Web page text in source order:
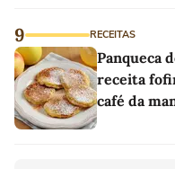
9 RECEITAS
Panqueca
receita
café da